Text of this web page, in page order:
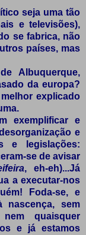
seja uma tão
e televisões),
se fabrica, não
países, mas
Albuquerque,
da europa?
explicado
exemplificar e
e
e legislações:
se de avisar
, eh-eh)...Já
a executar-nos
Foda-se, e
nascença, sem
quaisquer
e já estamos